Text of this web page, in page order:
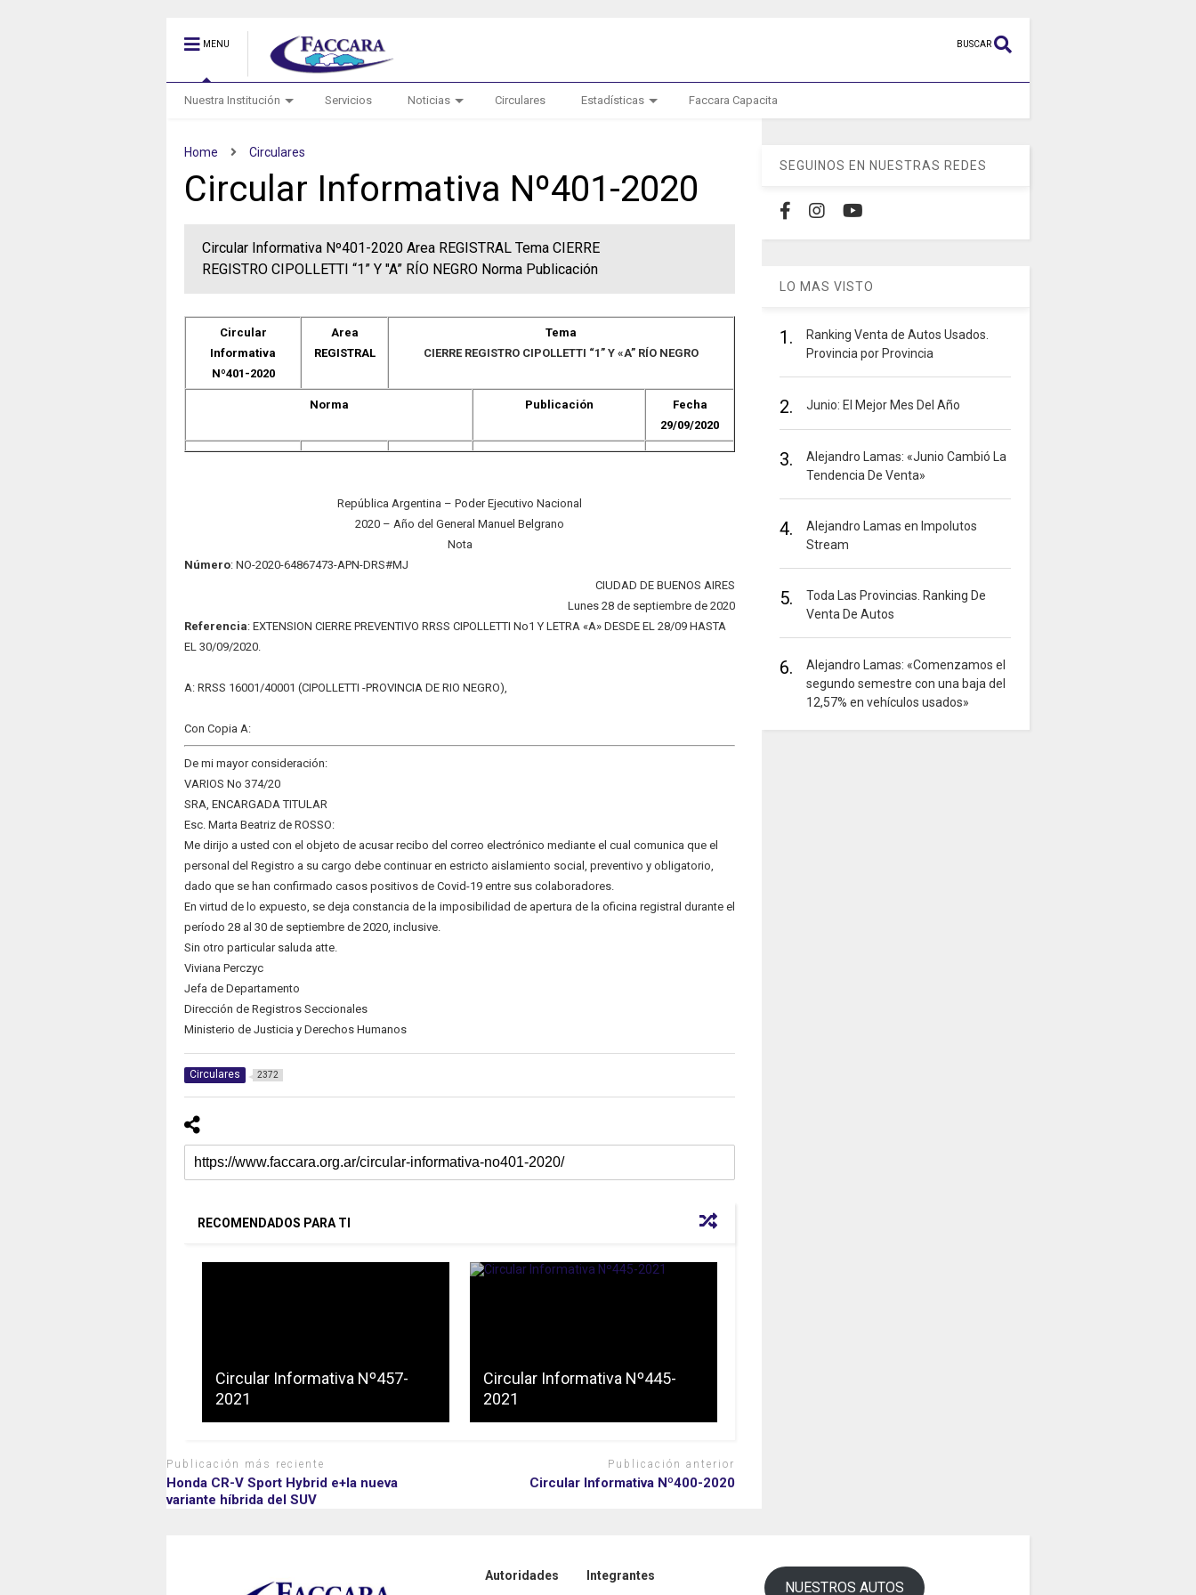
MENU BUSCAR
Nuestra Institución Servicios Noticias Circulares Estadísticas Faccara Capacita
Home Circulares
Circular Informativa Nº401-2020
Circular Informativa Nº401-2020 Area REGISTRAL Tema CIERRE
REGISTRO CIPOLLETTI “1” Y "A” RÍO NEGRO Norma Publicación
Circular
Informativa
Nº401-2020
Area
REGISTRAL
Tema
CIERRE REGISTRO CIPOLLETTI “1” Y «A” RÍO NEGRO
Norma Publicación
Fecha
29/09/2020
República Argentina – Poder Ejecutivo Nacional
2020 – Año del General Manuel Belgrano
Nota
Número: NO-2020-64867473-APN-DRS#MJ
CIUDAD DE BUENOS AIRES
Lunes 28 de septiembre de 2020
Referencia: EXTENSION CIERRE PREVENTIVO RRSS CIPOLLETTI No1 Y LETRA «A» DESDE EL 28/09 HASTA
EL 30/09/2020.
A: RRSS 16001/40001 (CIPOLLETTI -PROVINCIA DE RIO NEGRO),
Con Copia A:
De mi mayor consideración:
VARIOS No 374/20
SRA, ENCARGADA TITULAR
Esc. Marta Beatriz de ROSSO:
Me dirijo a usted con el objeto de acusar recibo del correo electrónico mediante el cual comunica que el
personal del Registro a su cargo debe continuar en estricto aislamiento social, preventivo y obligatorio,
dado que se han confirmado casos positivos de Covid-19 entre sus colaboradores.
En virtud de lo expuesto, se deja constancia de la imposibilidad de apertura de la oficina registral durante el
período 28 al 30 de septiembre de 2020, inclusive.
Sin otro particular saluda atte.
Viviana Perczyc
Jefa de Departamento
Dirección de Registros Seccionales
Ministerio de Justicia y Derechos Humanos
Circulares 2372
RECOMENDADOS PARA TI
Circular Informativa Nº457-
2021
Circular Informativa Nº445-
2021
Publicación más reciente
Honda CR-V Sport Hybrid e+la nueva
variante híbrida del SUV
Publicación anterior
Circular Informativa Nº400-2020
SEGUINOS EN NUESTRAS REDES
LO MAS VISTO
1.
Ranking Venta de Autos Usados.
Provincia por Provincia
2. Junio: El Mejor Mes Del Año
3.
Alejandro Lamas: «Junio Cambió La
Tendencia De Venta»
4.
Alejandro Lamas en Impolutos
Stream
5.
Toda Las Provincias. Ranking De
Venta De Autos
6.
Alejandro Lamas: «Comenzamos el
segundo semestre con una baja del
12,57% en vehículos usados»
Autoridades Integrantes
NUESTROS AUTOS